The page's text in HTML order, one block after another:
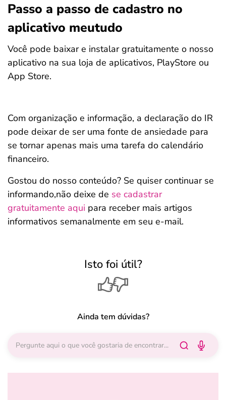
Passo a passo de cadastro no
aplicativo meutudo
Você pode baixar e instalar gratuitamente o nosso
aplicativo na sua loja de aplicativos, PlayStore ou
App Store.
Com organização e informação, a declaração do IR
pode deixar de ser uma fonte de ansiedade para
se tornar apenas mais uma tarefa do calendário
financeiro.
Gostou do nosso conteúdo? Se quiser continuar se
informando,não deixe de se cadastrar
gratuitamente aqui para receber mais artigos
informativos semanalmente em seu e-mail.
Isto foi útil?
Ainda tem dúvidas?